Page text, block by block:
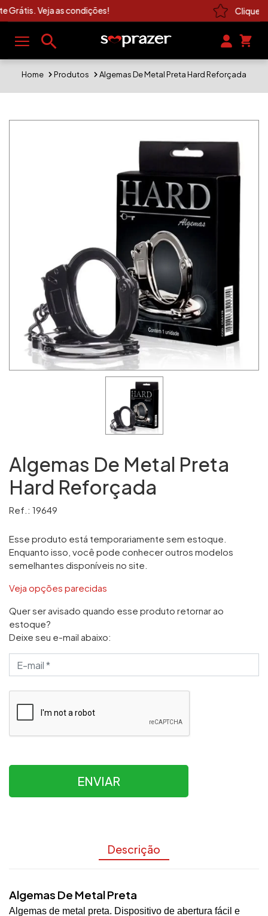
Clique Aqui e Veja As Novidades Sexshop
Home Produtos Algemas De Metal Preta Hard Reforçada
Algemas De Metal Preta
Hard Reforçada
Ref.: 19649
Esse produto está temporariamente sem estoque.
Enquanto isso, você pode conhecer outros modelos
semelhantes disponíveis no site.
Veja opções parecidas
Quer ser avisado quando esse produto retornar ao
estoque?
Deixe seu e-mail abaixo:
ENVIAR
Descrição
Algemas De Metal Preta
Algemas de metal preta. Dispositivo de abertura fácil e